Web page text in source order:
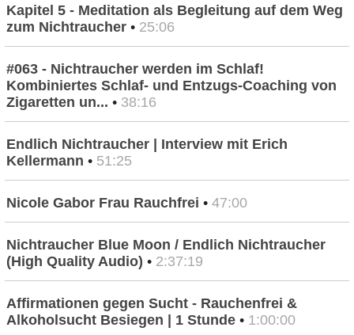
Kapitel 5 - Meditation als Begleitung auf dem Weg
zum Nichtraucher • 25:06
#063 - Nichtraucher werden im Schlaf!
Kombiniertes Schlaf- und Entzugs-Coaching von
Zigaretten un... • 38:16
Endlich Nichtraucher | Interview mit Erich
Kellermann • 51:25
Nicole Gabor Frau Rauchfrei • 47:00
Nichtraucher Blue Moon / Endlich Nichtraucher
(High Quality Audio) • 2:37:19
Affirmationen gegen Sucht - Rauchenfrei &
Alkoholsucht Besiegen | 1 Stunde • 1:00:00